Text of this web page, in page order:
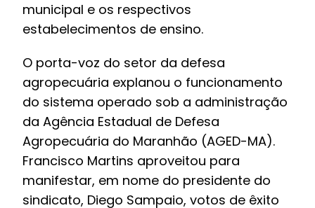
municipal e os respectivos
estabelecimentos de ensino.
O porta-voz do setor da defesa
agropecuária explanou o funcionamento
do sistema operado sob a administração
da Agência Estadual de Defesa
Agropecuária do Maranhão (AGED-MA).
Francisco Martins aproveitou para
manifestar, em nome do presidente do
sindicato, Diego Sampaio, votos de êxito